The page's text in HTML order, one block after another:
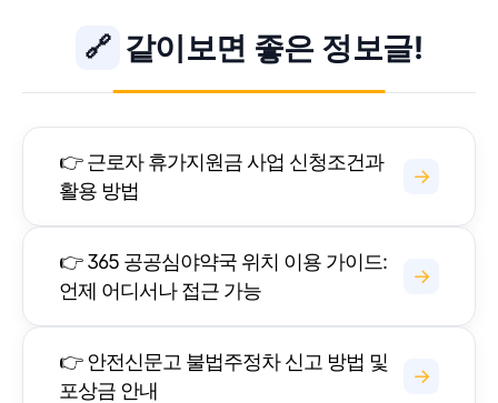
🔗 같이보면 좋은 정보글!
👉 근로자 휴가지원금 사업 신청조건과
활용 방법
→
👉 365 공공심야약국 위치 이용 가이드:
언제 어디서나 접근 가능
→
👉 안전신문고 불법주정차 신고 방법 및
포상금 안내
→